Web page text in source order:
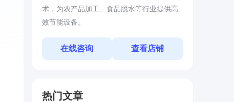
术，为农产品加工、食品脱水等行业提供高
效节能设备。
在线咨询 查看店铺
热门文章